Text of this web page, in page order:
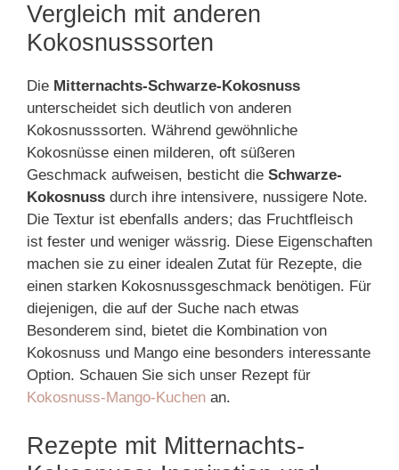
Vergleich mit anderen
Kokosnusssorten
Die Mitternachts-Schwarze-Kokosnuss
unterscheidet sich deutlich von anderen
Kokosnusssorten. Während gewöhnliche
Kokosnüsse einen milderen, oft süßeren
Geschmack aufweisen, besticht die Schwarze-
Kokosnuss durch ihre intensivere, nussigere Note.
Die Textur ist ebenfalls anders; das Fruchtfleisch
ist fester und weniger wässrig. Diese Eigenschaften
machen sie zu einer idealen Zutat für Rezepte, die
einen starken Kokosnussgeschmack benötigen. Für
diejenigen, die auf der Suche nach etwas
Besonderem sind, bietet die Kombination von
Kokosnuss und Mango eine besonders interessante
Option. Schauen Sie sich unser Rezept für
Kokosnuss-Mango-Kuchen an.
Rezepte mit Mitternachts-